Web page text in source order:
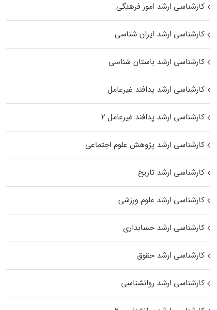
کارشناسی ارشد امور فرهنگی
کارشناسی ارشد ایران شناسی
کارشناسی ارشد باستان شناسی
کارشناسی ارشد پدافند غیرعامل
کارشناسی ارشد پدافند غیرعامل ۲
کارشناسی ارشد پژوهش علوم اجتماعی
کارشناسی ارشد تاریخ
کارشناسی ارشد علوم ورزشی
کارشناسی ارشد حسابداری
کارشناسی ارشد حقوق
کارشناسی ارشد روانشناسی